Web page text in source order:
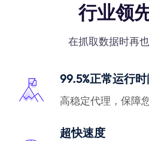
行业领
在抓取数据时再
99.5%正常运行时
高稳定代理，保障
超快速度